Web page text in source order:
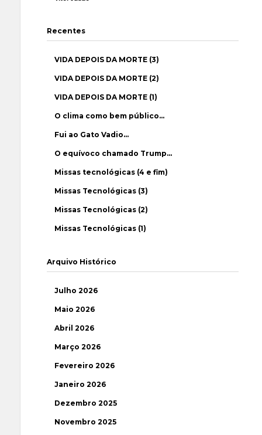
Recentes
VIDA DEPOIS DA MORTE (3)
VIDA DEPOIS DA MORTE (2)
VIDA DEPOIS DA MORTE (1)
O clima como bem público…
Fui ao Gato Vadio…
O equívoco chamado Trump…
Missas tecnológicas (4 e fim)
Missas Tecnológicas (3)
Missas Tecnológicas (2)
Missas Tecnológicas (1)
Arquivo Histórico
Julho 2026
Maio 2026
Abril 2026
Março 2026
Fevereiro 2026
Janeiro 2026
Dezembro 2025
Novembro 2025